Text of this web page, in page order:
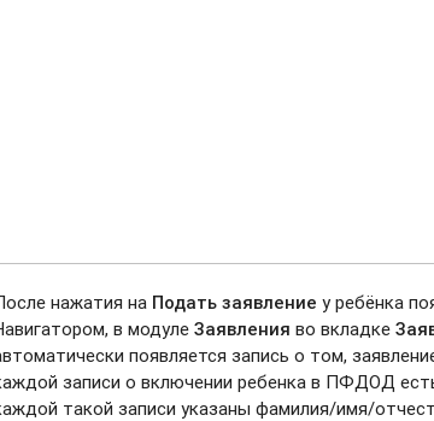
нажатия на Подать заявление у ребёнка
в модулеЗаявления во вкладке
появляется запись о том,
записи о включении ребенка в ПФДОД
такой записи указаны фамилия/имя/